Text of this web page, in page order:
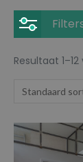
Resultaat